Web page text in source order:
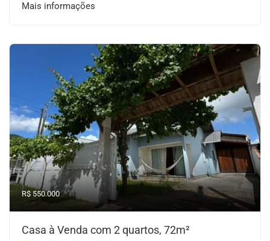
Mais informações
R$ 550.000
Casa à Venda com 2 quartos, 72m²